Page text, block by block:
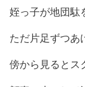
姪っ子が地団駄
ただ片足ずつあ
傍から見るとス